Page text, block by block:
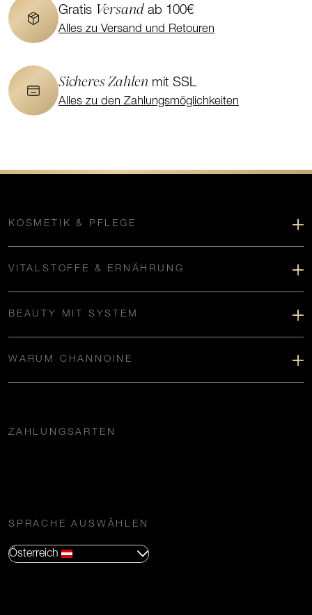
Gratis Versand ab 100€
Alles zu Versand und Retouren
Sicheres Zahlen mit SSL
Alles zu den Zahlungsmöglichkeiten
KOSMETIK & PFLEGE
VITALSTOFFE & ERNÄHRUNG
BEAUTY MIT SYSTEM
WARUM CHANNOINE
ZAHLUNGSARTEN
SPRACHE AUSWÄHLEN
Österreich